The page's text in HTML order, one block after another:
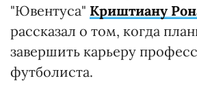
"Ювентуса" Криштиану
рассказал о том, когда
завершить карьеру
футболиста.